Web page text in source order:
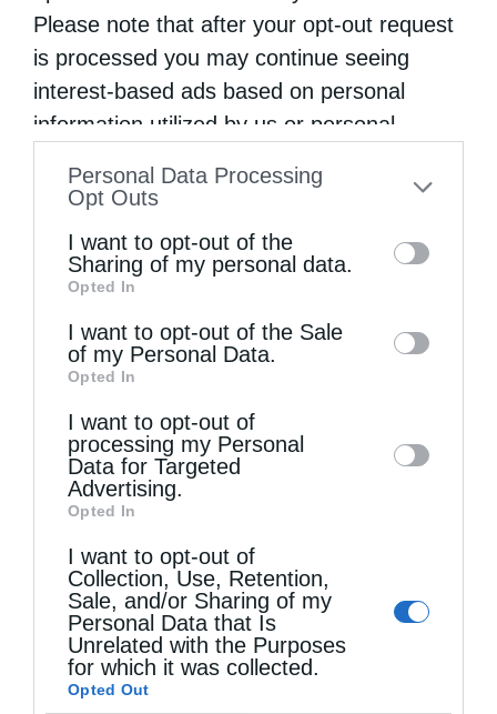
Please note that after your opt-out request
is processed you may continue seeing
interest-based ads based on personal
information utilized by us or personal
to your opt-out. You may separately opt-out
information by third parties on the IAB’s list
of downstream participants. This
information may also be disclosed by us to
third parties on theIAB’s List of
Downstream Participants
disclose it to other third parties.
Personal Data Processing
Opt Outs
I want to opt-out of the
Sharing of my personal data.
Opted In
I want to opt-out of the Sale
of my Personal Data.
Opted In
I want to opt-out of
processing my Personal
Data for Targeted
Advertising.
Opted In
I want to opt-out of
Collection, Use, Retention,
Sale, and/or Sharing of my
Personal Data that Is
Unrelated with the Purposes
for which it was collected.
Opted Out
Ξεκίνησαν οι Παρακλήσεις στην Κυρία Θεοτόκο
(Βίντεο)
Περί των Αγίων Αγγέλων και των Ουρανίων
Ταγματων...